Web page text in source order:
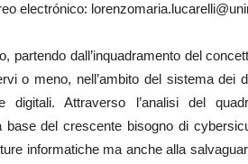
electrónico:
partendo dall’inquadramento del
o meno, nell’ambito del sistema dei
digitali. Attraverso l’analisi del
base del crescente bisogno di
informatiche ma anche alla